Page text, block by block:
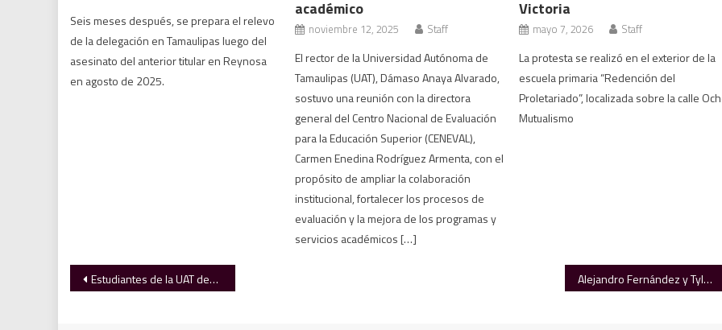
Seis meses después, se prepara el relevo
de la delegación en Tamaulipas luego del
asesinato del anterior titular en Reynosa
en agosto de 2025.
académico
noviembre 12, 2025 Staff
El rector de la Universidad Autónoma de
Tamaulipas (UAT), Dámaso Anaya Alvarado,
sostuvo una reunión con la directora
general del Centro Nacional de Evaluación
para la Educación Superior (CENEVAL),
Carmen Enedina Rodríguez Armenta, con el
propósito de ampliar la colaboración
institucional, fortalecer los procesos de
evaluación y la mejora de los programas y
servicios académicos […]
Victoria
mayo 7, 2026 Staff
La protesta se realizó en el exterior de la
escuela primaria “Redención del
Proletariado”, localizada sobre la calle
Mutualismo
Navegación
Estudiantes de la UAT desarrollan tecnología de IA para optimiza la energía solar Alejandro Fernández y Tyla suben el telón en la inauguración del Mundial